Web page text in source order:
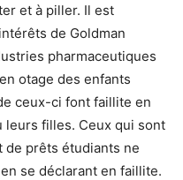
et à piller. Il est
de Goldman
pharmaceutiques
otage des enfants
ceux-ci font faillite en
leurs filles. Ceux qui sont
de prêts étudiants ne
se déclarant en faillite.